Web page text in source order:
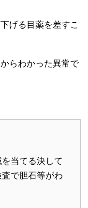
げる目薬を差すこ
らわかった異常で
当てる決して
で胆石等がわ